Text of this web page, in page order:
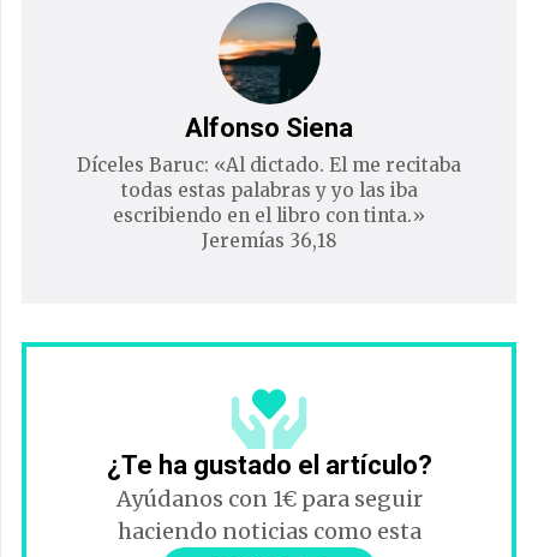
Alfonso Siena
Díceles Baruc: «Al dictado. El me recitaba
todas estas palabras y yo las iba
escribiendo en el libro con tinta.»
Jeremías 36,18
¿Te ha gustado el artículo?
Ayúdanos con 1€ para seguir
haciendo noticias como esta